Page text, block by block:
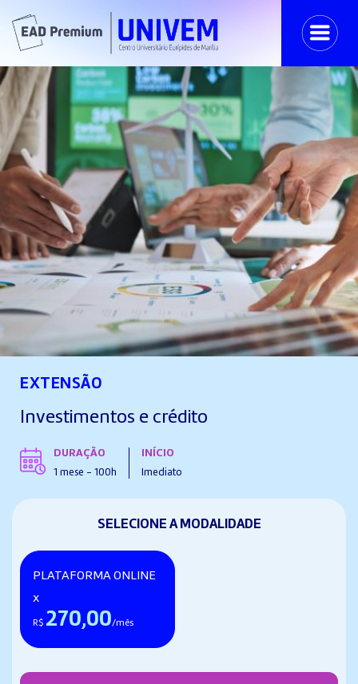
EXTENSÃO
Investimentos e crédito
DURAÇÃO
1 mese - 100h
INÍCIO
Imediato
SELECIONE A MODALIDADE
PLATAFORMA ONLINE
x
R$ 270,00/mês